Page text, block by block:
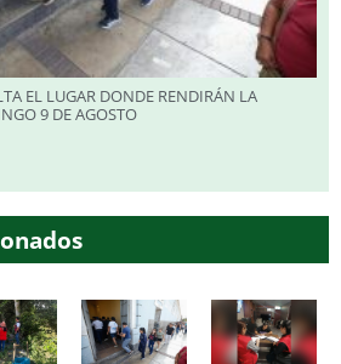
EL LUGAR DONDE RENDIRÁN LA
9 DE AGOSTO